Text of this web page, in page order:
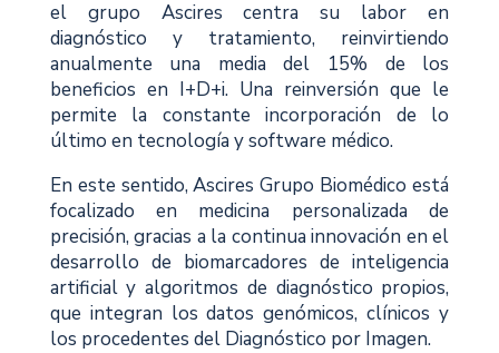
el grupo Ascires centra su labor en
diagnóstico y tratamiento, reinvirtiendo
anualmente una media del 15% de los
beneficios en I+D+i. Una reinversión que le
permite la constante incorporación de lo
último en tecnología y software médico.
En este sentido, Ascires Grupo Biomédico está
focalizado en medicina personalizada de
precisión, gracias a la continua innovación en el
desarrollo de biomarcadores de inteligencia
artificial y algoritmos de diagnóstico propios,
que integran los datos genómicos, clínicos y
los procedentes del Diagnóstico por Imagen.